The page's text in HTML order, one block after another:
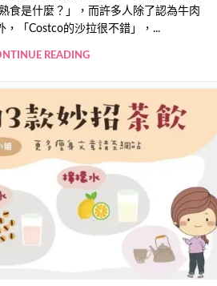
食是什麼？」，而許多人除了認為牛肉
，「Costco的沙拉很不錯」，...
READING